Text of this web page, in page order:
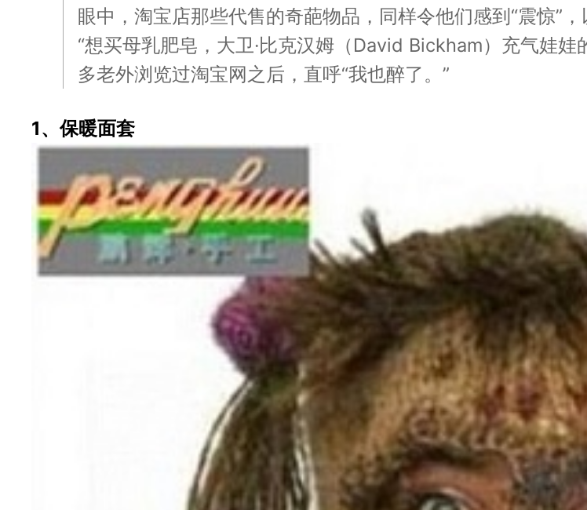
眼中，淘宝店那些代售的奇葩物品，同样令他们感到“震惊”
“想买母乳肥皂，大卫·比克汉姆（David Bickham）充气娃
多老外浏览过淘宝网之后，直呼“我也醉了。”
1、保暖面套